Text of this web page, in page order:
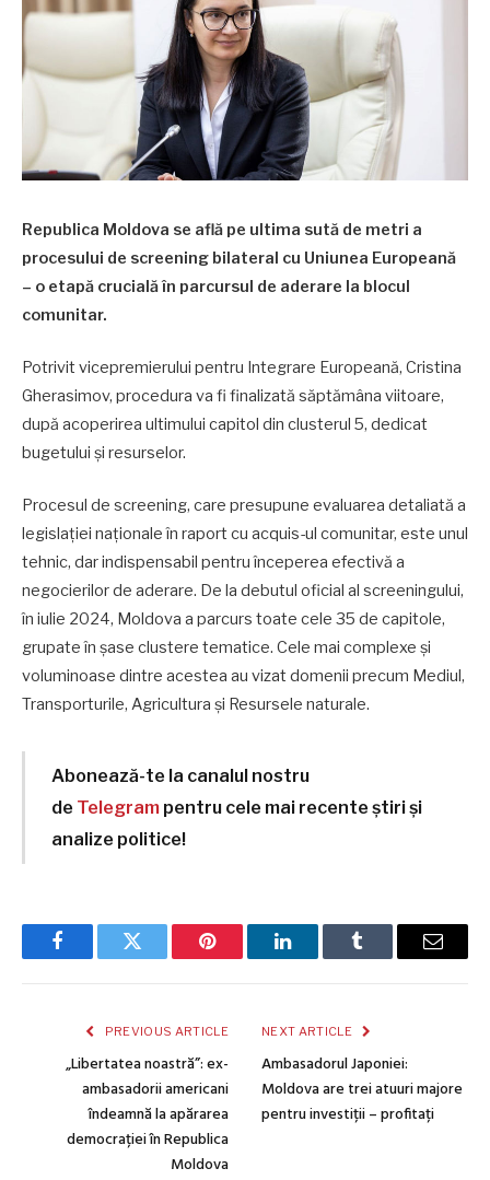
Republica Moldova se află pe ultima sută de metri a
procesului de screening bilateral cu Uniunea Europeană
– o etapă crucială în parcursul de aderare la blocul
comunitar.
Potrivit vicepremierului pentru Integrare Europeană, Cristina
Gherasimov, procedura va fi finalizată săptămâna viitoare,
după acoperirea ultimului capitol din clusterul 5, dedicat
bugetului și resurselor.
Procesul de screening, care presupune evaluarea detaliată a
legislației naționale în raport cu acquis-ul comunitar, este unul
tehnic, dar indispensabil pentru începerea efectivă a
negocierilor de aderare. De la debutul oficial al screeningului,
în iulie 2024, Moldova a parcurs toate cele 35 de capitole,
grupate în șase clustere tematice. Cele mai complexe și
voluminoase dintre acestea au vizat domenii precum Mediul,
Transporturile, Agricultura și Resursele naturale.
Abonează-te la canalul nostru
de Telegram pentru cele mai recente știri și
analize politice!
FacebookTwitter Pinterest LinkedInTumblr Email
PREVIOUS ARTICLE
„Libertatea noastră”: ex-
ambasadorii americani
îndeamnă la apărarea
democrației în Republica
Moldova
NEXT ARTICLE
Ambasadorul Japoniei:
Moldova are trei atuuri majore
pentru investiții – profitați